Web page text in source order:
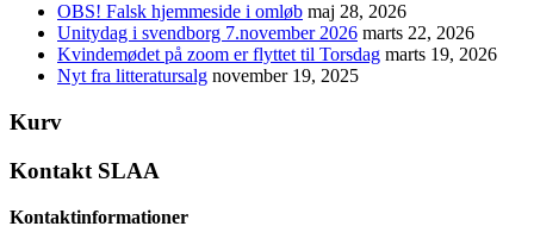
OBS! Falsk hjemmeside i omløb maj 28, 2026
Unitydag i svendborg 7.november 2026 marts 22, 2026
Kvindemødet på zoom er flyttet til Torsdag marts 19, 2026
Nyt fra litteratursalg november 19, 2025
Kurv
Kontakt SLAA
Kontaktinformationer